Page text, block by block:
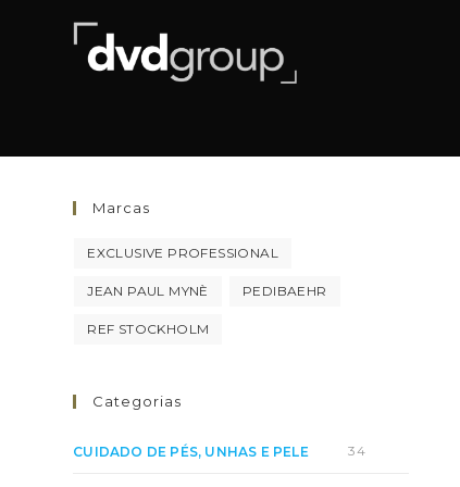
Marcas
EXCLUSIVE PROFESSIONAL
JEAN PAUL MYNÈ PEDIBAEHR
REF STOCKHOLM
Categorias
CUIDADO DE PÉS, UNHAS E PELE 34